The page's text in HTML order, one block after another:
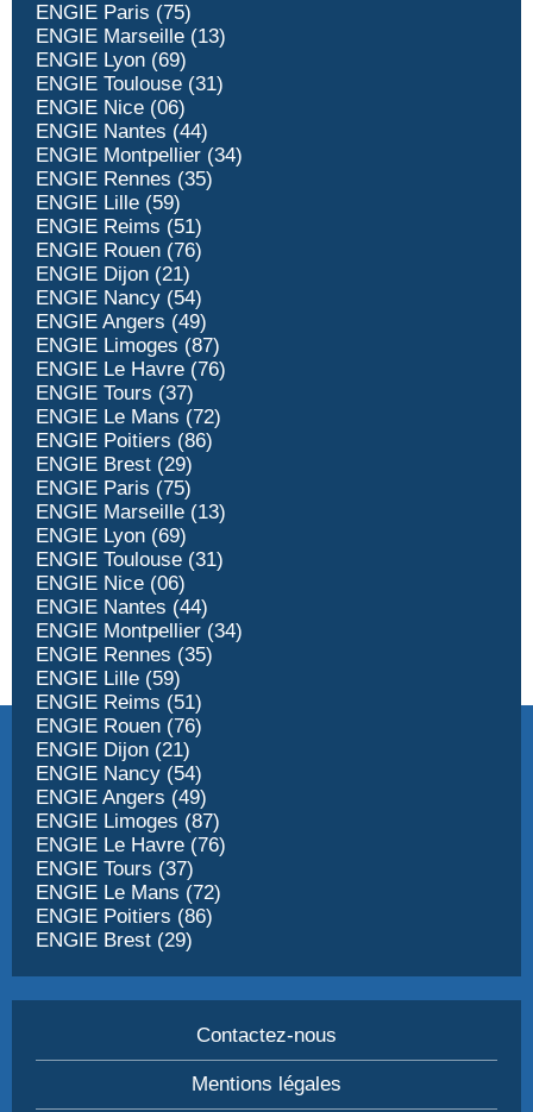
ENGIE Paris (75)
ENGIE Marseille (13)
ENGIE Lyon (69)
ENGIE Toulouse (31)
ENGIE Nice (06)
ENGIE Nantes (44)
ENGIE Montpellier (34)
ENGIE Rennes (35)
ENGIE Lille (59)
ENGIE Reims (51)
ENGIE Rouen (76)
ENGIE Dijon (21)
ENGIE Nancy (54)
ENGIE Angers (49)
ENGIE Limoges (87)
ENGIE Le Havre (76)
ENGIE Tours (37)
ENGIE Le Mans (72)
ENGIE Poitiers (86)
ENGIE Brest (29)
ENGIE Paris (75)
ENGIE Marseille (13)
ENGIE Lyon (69)
ENGIE Toulouse (31)
ENGIE Nice (06)
ENGIE Nantes (44)
ENGIE Montpellier (34)
ENGIE Rennes (35)
ENGIE Lille (59)
ENGIE Reims (51)
ENGIE Rouen (76)
ENGIE Dijon (21)
ENGIE Nancy (54)
ENGIE Angers (49)
ENGIE Limoges (87)
ENGIE Le Havre (76)
ENGIE Tours (37)
ENGIE Le Mans (72)
ENGIE Poitiers (86)
ENGIE Brest (29)
Contactez-nous
Mentions légales